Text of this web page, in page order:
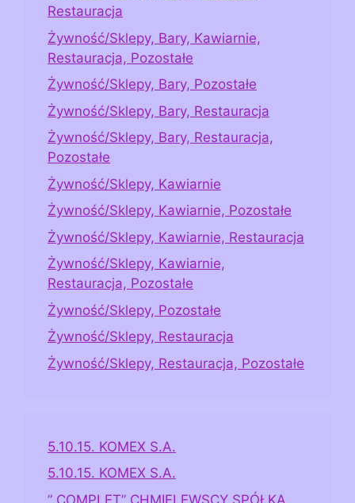
Restauracja
Żywność/Sklepy, Bary, Kawiarnie,
Restauracja, Pozostałe
Żywność/Sklepy, Bary, Pozostałe
Żywność/Sklepy, Bary, Restauracja
Żywność/Sklepy, Bary, Restauracja,
Pozostałe
Żywność/Sklepy, Kawiarnie
Żywność/Sklepy, Kawiarnie, Pozostałe
Żywność/Sklepy, Kawiarnie, Restauracja
Żywność/Sklepy, Kawiarnie,
Restauracja, Pozostałe
Żywność/Sklepy, Pozostałe
Żywność/Sklepy, Restauracja
Żywność/Sklepy, Restauracja, Pozostałe
5.10.15. KOMEX S.A.
5.10.15. KOMEX S.A.
” COMPLET” CHMIELEWSCY SPÓŁKA